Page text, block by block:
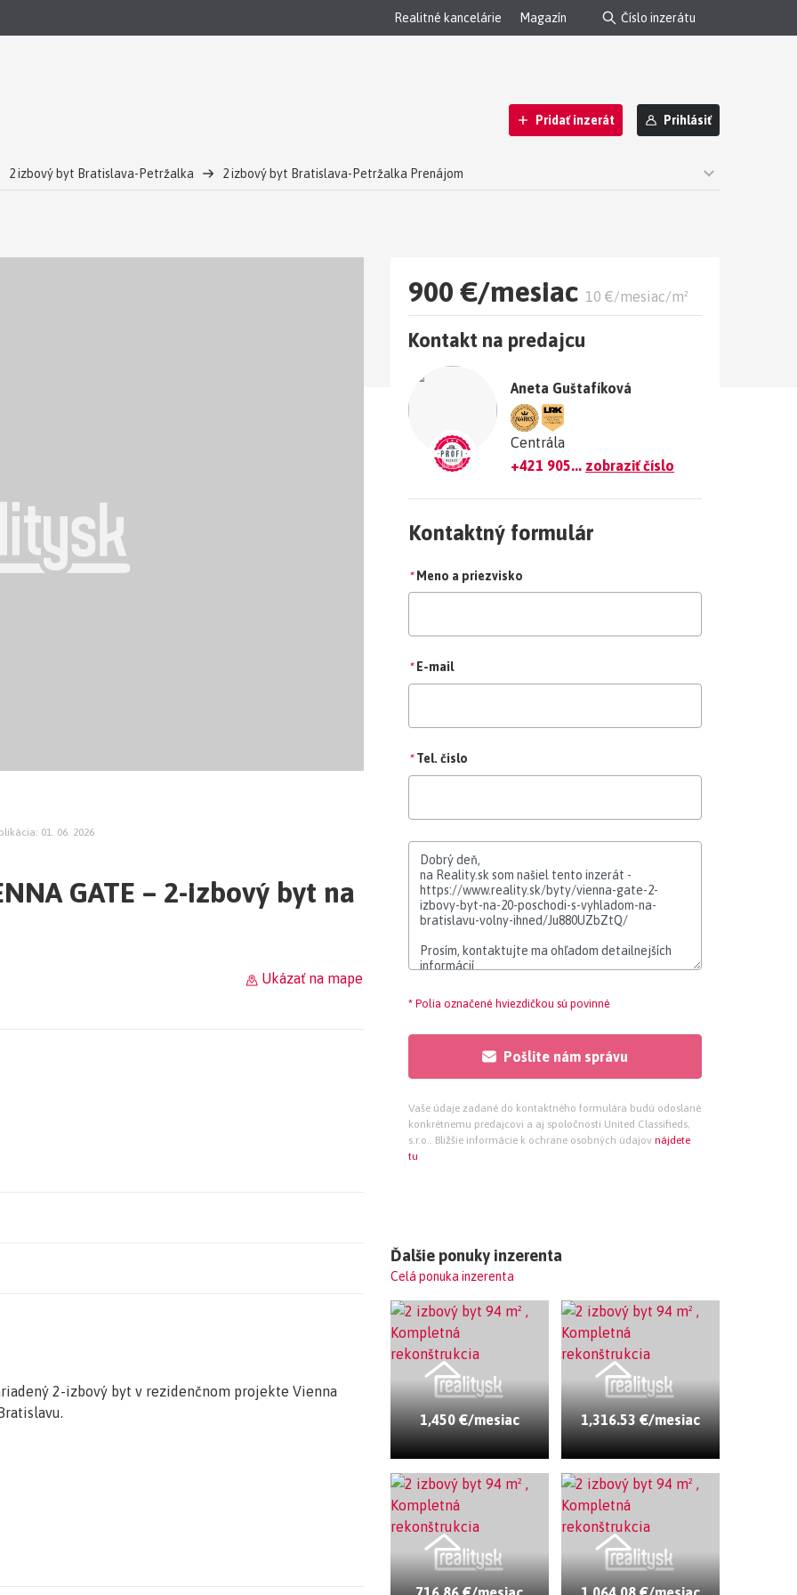
Realitné kancelárie Magazín
Pridať inzerát Prihlásiť
2 izbový byt Bratislava-Petržalka
2 izbový byt Bratislava-Petržalka Prenájom
01. 06. 2026
GATE – 2-izbový byt na
Ukázať na mape
2-izbový byt v rezidenčnom projekte Vienna
900 €/mesiac 10 €/mesiac/m²
Kontakt na predajcu
Aneta Guštafíková
Centrála
+421 905... zobraziť číslo
Kontaktný formulár
* Meno a priezvisko
* E-mail
* Tel. čislo
* Polia označené hviezdičkou sú povinné
Pošlite nám správu
Vaše údaje zadané do kontaktného formulára budú odoslané
konkrétnemu predajcovi a aj spoločnosti United Classifieds,
s.r.o.. Bližšie informácie k ochrane osobných údajov nájdete
tu
Ďalšie ponuky inzerenta
Celá ponuka inzerenta
1,450 €/mesiac 1,316.53 €/mesiac